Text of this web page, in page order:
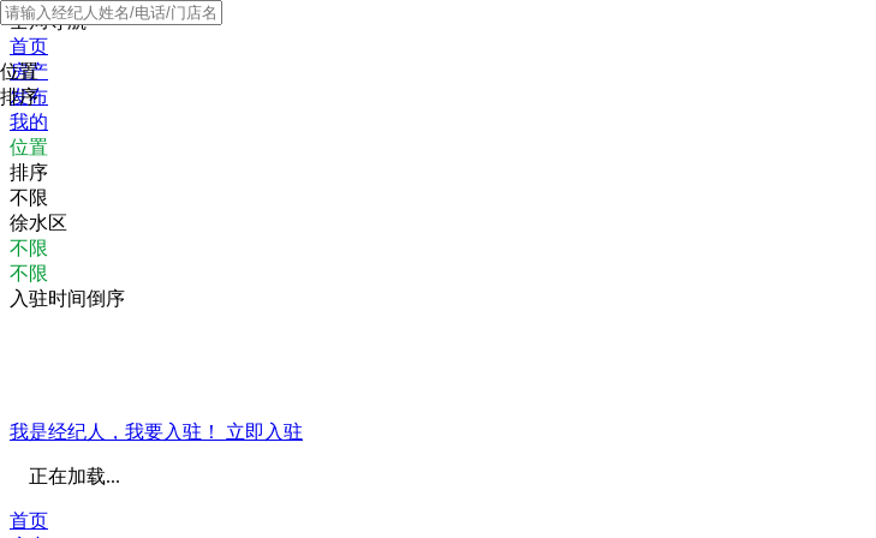
全局导航
首页
房产
发布
我的
位置
排序
位置
排序
不限
徐水区
不限
不限
入驻时间倒序
我是经纪人，我要入驻！ 立即入驻
正在加载...
首页